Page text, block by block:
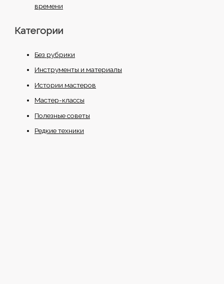
времени
Категории
Без рубрики
Инструменты и материалы
Истории мастеров
Мастер-классы
Полезные советы
Редкие техники